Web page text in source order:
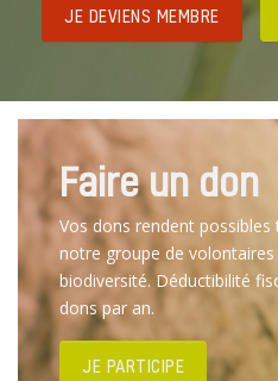
JE DEVIENS MEMBRE
Faire un don
Vos dons rendent
notre groupe de
biodiversité. Déductibilité
dons par an.
JE PARTICIPE